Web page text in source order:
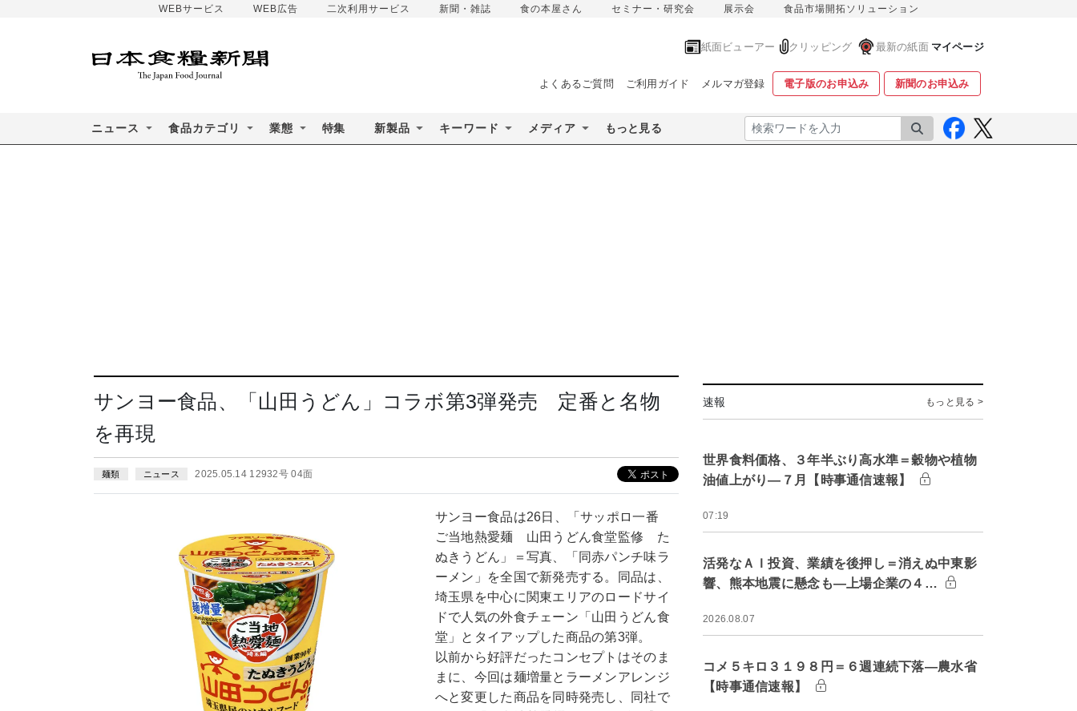
WEBサービス WEB広告 二次利用サービス 新聞・雑誌 食の本屋さん セミナー・研究会 展示会 食品市場開拓ソリューション
紙面ビューアー クリッピング 最新の紙面 マイページ
よくあるご質問 ご利用ガイド メルマガ登録 電子版のお申込み 新聞のお申込み
ニュース 食品カテゴリ 業態 特集 新製品 キーワード メディア もっと見る 検索
サンヨー食品、「山田うどん」コラボ第3弾発売 定番と名物
を再現
麺類 ニュース 2025.05.14 12932号 04面
サンヨー食品は26日、「サッポロ一番
ご当地熱愛麺 山田うどん食堂監修 た
ぬきうどん」＝写真、「同赤パンチ味ラ
ーメン」を全国で新発売する。同品は、
埼玉県を中心に関東エリアのロードサイ
ドで人気の外食チェーン「山田うどん食
堂」とタイアップした商品の第3弾。
以前から好評だったコンセプトはそのま
まに、今回は麺増量とラーメンアレンジ
へと変更した商品を同時発売し、同社で
速報 もっと見る >
世界食料価格、３年半ぶり高水準＝穀物や植物
油値上がり―７月【時事通信速報】
07:19
活発なＡＩ投資、業績を後押し＝消えぬ中東影
響、熊本地震に懸念も―上場企業の４…
2026.08.07
コメ５キロ３１９８円＝６週連続下落―農水省
【時事通信速報】